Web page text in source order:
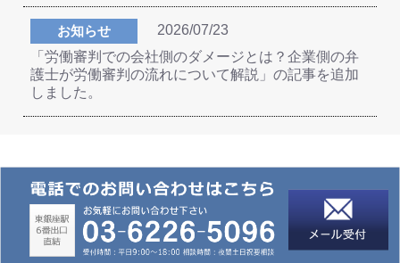
お知らせ
2026/07/23
「労働審判での会社側のダメージとは？企業側の弁
護士が労働審判の流れについて解説」の記事を追加
しました。